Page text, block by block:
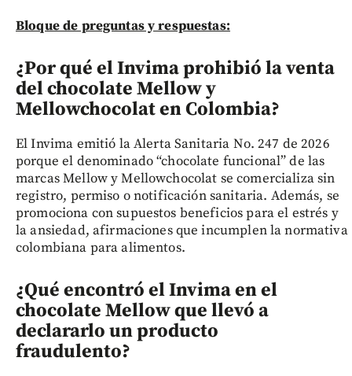
Bloque de preguntas y respuestas:
¿Por qué el Invima prohibió la venta
del chocolate Mellow y
Mellowchocolat en Colombia?
El Invima emitió la Alerta Sanitaria No. 247 de 2026
porque el denominado “chocolate funcional” de las
marcas Mellow y Mellowchocolat se comercializa sin
registro, permiso o notificación sanitaria. Además, se
promociona con supuestos beneficios para el estrés y
la ansiedad, afirmaciones que incumplen la normativa
colombiana para alimentos.
¿Qué encontró el Invima en el
chocolate Mellow que llevó a
declararlo un producto
fraudulento?